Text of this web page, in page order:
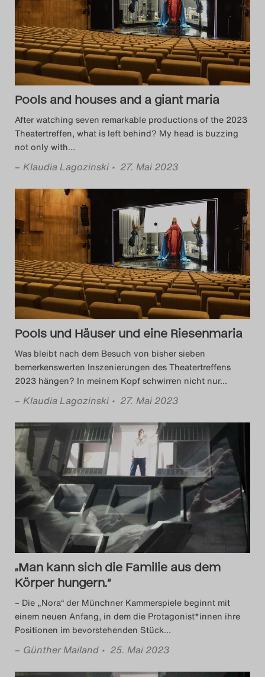
Pools and houses and a giant maria
After watching seven remarkable productions of the 2023
Theatertreffen, what is left behind? My head is buzzing
not only with…
– Klaudia Lagozinski • 27. Mai 2023
Pools und Häuser und eine Riesenmaria
Was bleibt nach dem Besuch von bisher sieben
bemerkenswerten Inszenierungen des Theatertreffens
2023 hängen? In meinem Kopf schwirren nicht nur…
– Klaudia Lagozinski • 27. Mai 2023
„Man kann sich die Familie aus dem
Körper hungern.“
– Die „Nora“ der Münchner Kammerspiele beginnt mit
einem neuen Anfang, in dem die Protagonist*innen ihre
Positionen im bevorstehenden Stück…
– Günther Mailand • 25. Mai 2023